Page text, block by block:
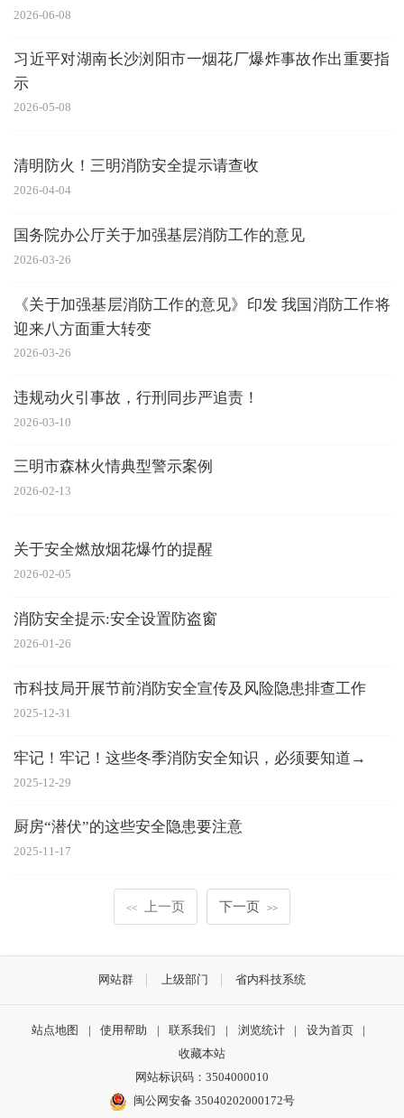
2026-06-08
习近平对湖南长沙浏阳市一烟花厂爆炸事故作出重要指
示
2026-05-08
清明防火！三明消防安全提示请查收
2026-04-04
国务院办公厅关于加强基层消防工作的意见
2026-03-26
《关于加强基层消防工作的意见》印发 我国消防工作将
迎来八方面重大转变
2026-03-26
违规动火引事故，行刑同步严追责！
2026-03-10
三明市森林火情典型警示案例
2026-02-13
关于安全燃放烟花爆竹的提醒
2026-02-05
消防安全提示:安全设置防盗窗
2026-01-26
市科技局开展节前消防安全宣传及风险隐患排查工作
2025-12-31
牢记！牢记！这些冬季消防安全知识，必须要知道→
2025-12-29
厨房“潜伏”的这些安全隐患要注意
2025-11-17
<< 上一页 下一页 >>
网站群 上级部门 省内科技系统
站点地图 | 使用帮助 | 联系我们 | 浏览统计 | 设为首页
|
收藏本站
网站标识码：3504000010
闽公网安备 35040202000172号